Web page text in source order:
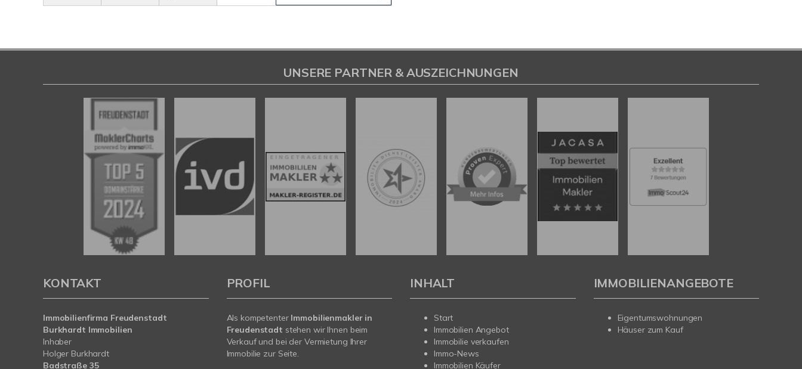
UNSERE PARTNER & AUSZEICHNUNGEN
KONTAKT
Immobilienfirma Freudenstadt
Burkhardt Immobilien
Inhaber
Holger Burkhardt
Badstraße 35
PROFIL
Als kompetenter Immobilienmakler in
Freudenstadt stehen wir Ihnen beim
Verkauf und bei der Vermietung Ihrer
Immobilie zur Seite.
INHALT
Start
Immobilien Angebot
Immobilie verkaufen
Immo-News
Immobilien Käufer
IMMOBILIENANGEBOTE
Eigentumswohnungen
Häuser zum Kauf